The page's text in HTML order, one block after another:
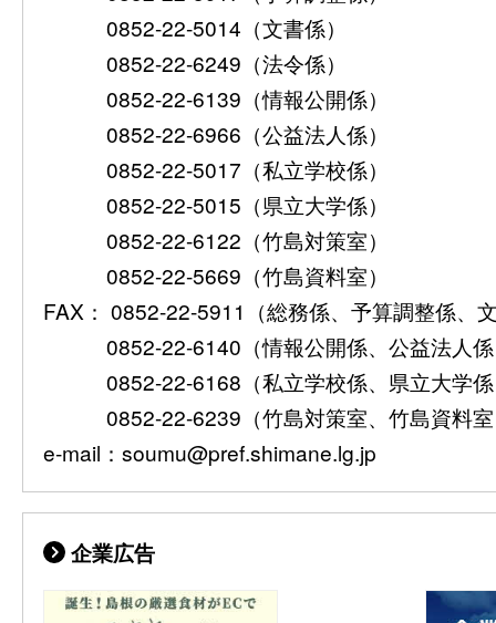
0852-22-5014（文書係）
0852-22-6249（法令係）
0852-22-6139（情報公開係）
0852-22-6966（公益法人係）
0852-22-5017（私立学校係）
0852-22-5015（県立大学係）
0852-22-6122（竹島対策室）
0852-22-5669（竹島資料室）
FAX： 0852-22-5911（総務係、予算調整係、
0852-22-6140（情報公開係、公益法人
0852-22-6168（私立学校係、県立大学
0852-22-6239（竹島対策室、竹島資料
e-mail：soumu@pref.shimane.lg.jp
企業広告